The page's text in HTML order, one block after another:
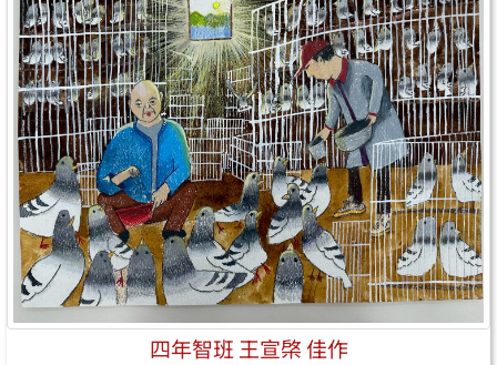
四年智班 王宣棨 佳作